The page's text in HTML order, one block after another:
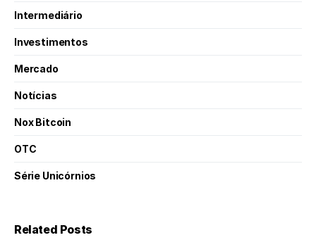
Intermediário
Investimentos
Mercado
Notícias
Nox Bitcoin
OTC
Série Unicórnios
Related Posts